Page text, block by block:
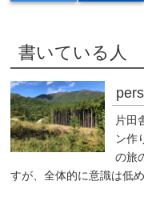
書いている人
片田
ン作
の旅
すが、全体的に意識は低め